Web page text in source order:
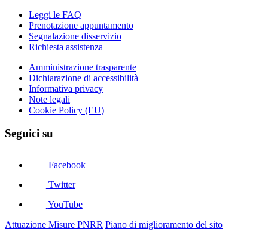
Leggi le FAQ
Prenotazione appuntamento
Segnalazione disservizio
Richiesta assistenza
Amministrazione trasparente
Dichiarazione di accessibilità
Informativa privacy
Note legali
Cookie Policy (EU)
Seguici su
Facebook
Twitter
YouTube
Attuazione Misure PNRR Piano di miglioramento del sito